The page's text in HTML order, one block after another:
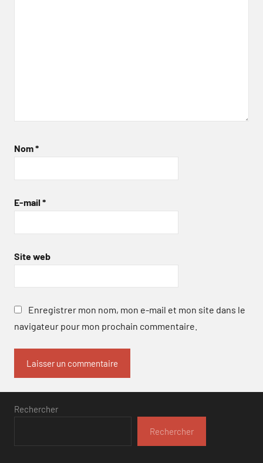
Nom*
E-mail *
Site web
Enregistrer mon nom, mon e-mail et mon site dans le
navigateur pour mon prochain commentaire.
Rechercher
Rechercher